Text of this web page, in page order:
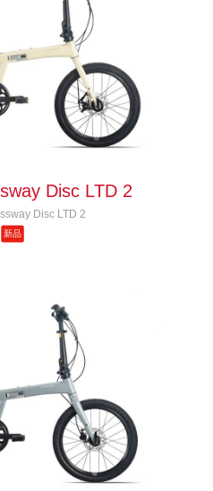
Disc LTD 2
Disc LTD 2
新品